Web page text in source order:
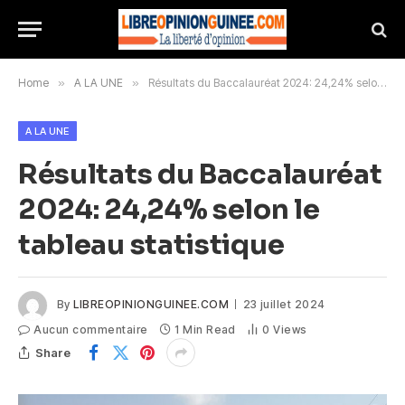
Home » A LA UNE » Résultats du Baccalauréat 2024: 24,24% selon le tableau statistique
A LA UNE
Résultats du Baccalauréat
2024: 24,24% selon le
tableau statistique
By LIBREOPINIONGUINEE.COM
23 juillet 2024
Aucun commentaire
1 Min Read 0Views
Share